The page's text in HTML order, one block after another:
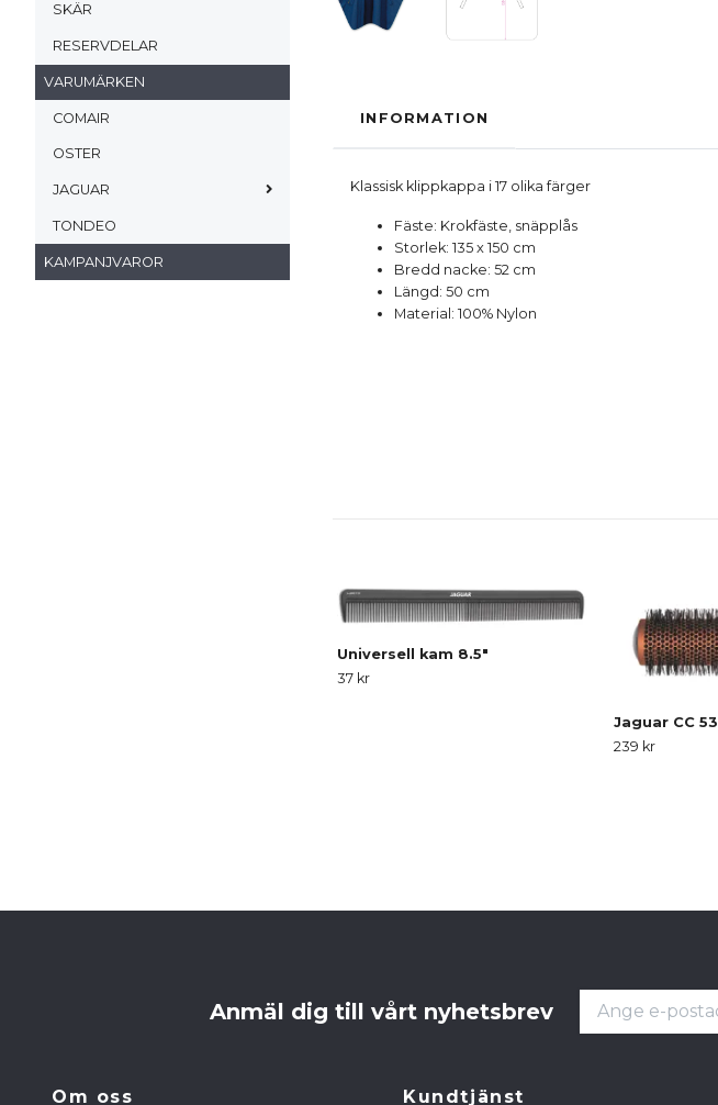
SKÄR
RESERVDELAR
VARUMÄRKEN
COMAIR
OSTER
JAGUAR
TONDEO
KAMPANJVAROR
INFORMATION
Klassisk klippkappa i 17 olika färger
Fäste: Krokfäste, snäpplås
Storlek: 135 x 150 cm
Bredd nacke: 52 cm
Längd: 50 cm
Material: 100% Nylon
Universell kam 8.5"
37 kr
Jaguar CC 53
239 kr
Anmäl dig till vårt nyhetsbrev
Om oss Kundtjänst